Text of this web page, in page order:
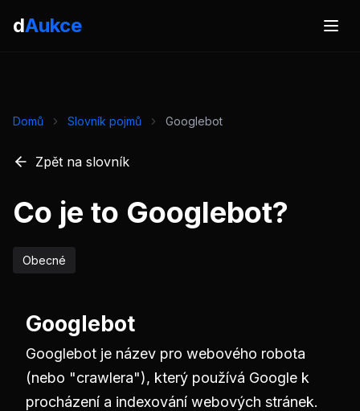
dAukce
Domů Slovník pojmů Googlebot
Zpět na slovník
Co je to Googlebot?
Obecné
Googlebot
Googlebot je název pro webového robota
(nebo "crawlera"), který používá Google k
procházení a indexování webových stránek.